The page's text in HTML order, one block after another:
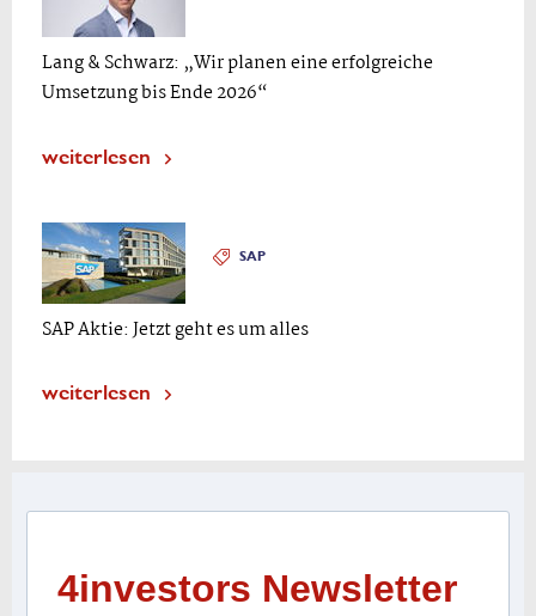
Lang & Schwarz: „Wir planen eine erfolgreiche
Umsetzung bis Ende 2026“
weiterlesen
SAP
SAP Aktie: Jetzt geht es um alles
weiterlesen
4investors Newsletter